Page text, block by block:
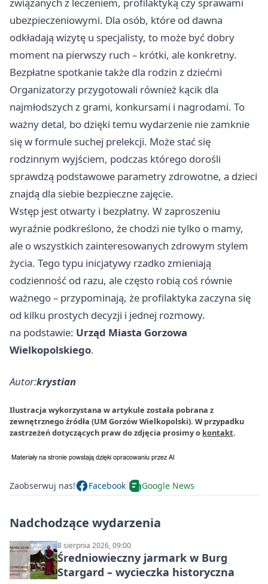
ubezpieczeniowymi. Dla osób, które od dawna
odkładają wizytę u specjalisty, to może być dobry
moment na pierwszy ruch – krótki, ale konkretny.
Bezpłatne spotkanie także dla rodzin z dziećmi
Organizatorzy przygotowali również kącik dla
najmłodszych z grami, konkursami i nagrodami. To
ważny detal, bo dzięki temu wydarzenie nie zamknie
się w formule suchej prelekcji. Może stać się
rodzinnym wyjściem, podczas którego dorośli
sprawdzą podstawowe parametry zdrowotne, a dzieci
znajdą dla siebie bezpieczne zajęcie.
Wstęp jest otwarty i bezpłatny. W zaproszeniu
wyraźnie podkreślono, że chodzi nie tylko o mamy,
ale o wszystkich zainteresowanych zdrowym stylem
życia. Tego typu inicjatywy rzadko zmieniają
codzienność od razu, ale często robią coś równie
ważnego – przypominają, że profilaktyka zaczyna się
od kilku prostych decyzji i jednej rozmowy.
na podstawie: Urząd Miasta Gorzowa
Wielkopolskiego.
Autor:krystian
Ilustracja wykorzystana w artykule została pobrana z
zewnętrznego źródła (UM Gorzów Wielkopolski). W przypadku
zastrzeżeń dotyczących praw do zdjęcia prosimy o kontakt.
Zaobserwuj nas! Facebook Google News
Nadchodzące wydarzenia
8 sierpnia 2026, 09:00
Średniowieczny jarmark w Burg
Stargard – wycieczka historyczna